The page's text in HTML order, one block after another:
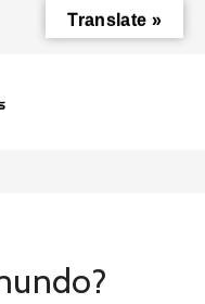
Translate »